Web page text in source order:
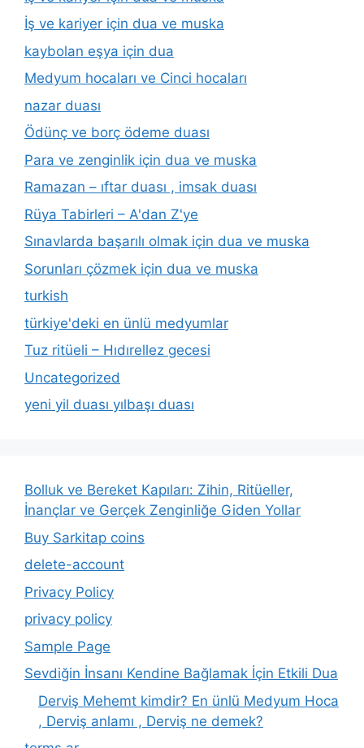
İş ve kariyer için dua ve muska
kaybolan eşya için dua
Medyum hocaları ve Cinci hocaları
nazar duası
Ödünç ve borç ödeme duası
Para ve zenginlik için dua ve muska
Ramazan – ıftar duası , imsak duası
Rüya Tabirleri – A'dan Z'ye
Sınavlarda başarılı olmak için dua ve muska
Sorunları çözmek için dua ve muska
turkish
türkiye'deki en ünlü medyumlar
Tuz ritüeli – Hıdırellez gecesi
Uncategorized
yeni yil duası yılbaşı duası
Bolluk ve Bereket Kapıları: Zihin, Ritüeller,
İnançlar ve Gerçek Zenginliğe Giden Yollar
Buy Sarkitap coins
delete-account
Privacy Policy
privacy policy
Sample Page
Sevdiğin İnsanı Kendine Bağlamak İçin Etkili Dua
Derviş Mehemt kimdir? En ünlü Medyum Hoca
, Derviş anlamı , Derviş ne demek?